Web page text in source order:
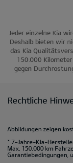
Jeder einzelne Kia
Deshalb bieten wir
das Kia
150.000
gegen
Rechtliche
Abbildungen zeigen
* 7-Jahre-Kia-
Max. 150.000 km
Garantiebedingungen,